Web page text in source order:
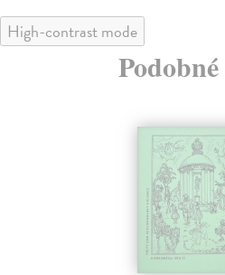
High-contrast mode